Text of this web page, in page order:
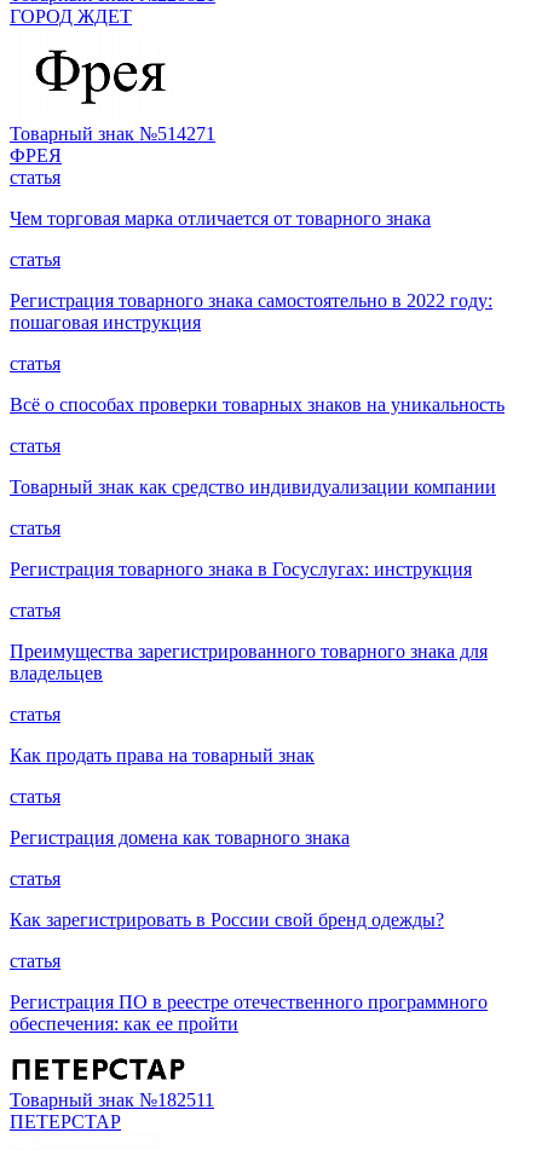
ГОРОД ЖДЕТ
Товарный знак №514271
ФРЕЯ
статья
Чем торговая марка отличается от товарного знака
статья
Регистрация товарного знака самостоятельно в 2022 году:
пошаговая инструкция
статья
Всё о способах проверки товарных знаков на уникальность
статья
Товарный знак как средство индивидуализации компании
статья
Регистрация товарного знака в Госуслугах: инструкция
статья
Преимущества зарегистрированного товарного знака для
владельцев
статья
Как продать права на товарный знак
статья
Регистрация домена как товарного знака
статья
Как зарегистрировать в России свой бренд одежды?
статья
Регистрация ПО в реестре отечественного программного
обеспечения: как ее пройти
Товарный знак №182511
ПЕТЕРСТАР